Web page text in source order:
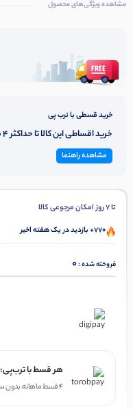
مشاهده ویژگی‌های محصول
خرید قسطی با ترب پی
خرید اقساطی این کالا تا حداکثر 4 قسط
مشاهده راهنما
تا 7 روز امکان مرجوعی کالا
770+ بازدید در یک هفته اخیر
فروخته شده :0
هر قسط با ترب‌پی:
۴ قسط ماهانه. بدون سود، چک و ضامن.